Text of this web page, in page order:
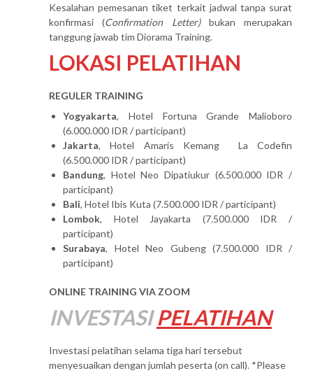
Kesalahan pemesanan tiket terkait jadwal tanpa surat
konfirmasi (Confirmation Letter)bukan merupakan
tanggung jawab tim Diorama Training.
LOKASI PELATIHAN
REGULER TRAINING
Yogyakarta, Hotel Fortuna Grande Malioboro
(6.000.000 IDR / participant)
Jakarta, Hotel Amaris Kemang La Codefin
(6.500.000 IDR / participant)
Bandung, Hotel Neo Dipatiukur (6.500.000 IDR /
participant)
Bali, Hotel Ibis Kuta (7.500.000 IDR / participant)
Lombok, Hotel Jayakarta (7.500.000 IDR /
participant)
Surabaya, Hotel Neo Gubeng (7.500.000 IDR /
participant)
ONLINE TRAINING VIA ZOOM
INVESTASI PELATIHAN
Investasi pelatihan selama tiga hari tersebut
menyesuaikan dengan jumlah peserta (on call). *Please